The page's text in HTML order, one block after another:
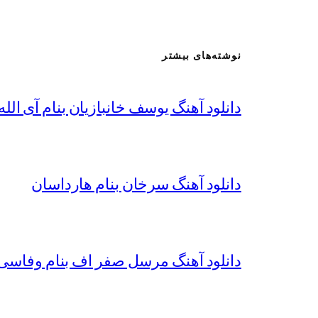
نوشته‌های بیشتر
دانلود آهنگ یوسف خانبازیان بنام آی
دانلود آهنگ سرخان بنام هارداسان
دانلود آهنگ مرسل صفر اف بنام